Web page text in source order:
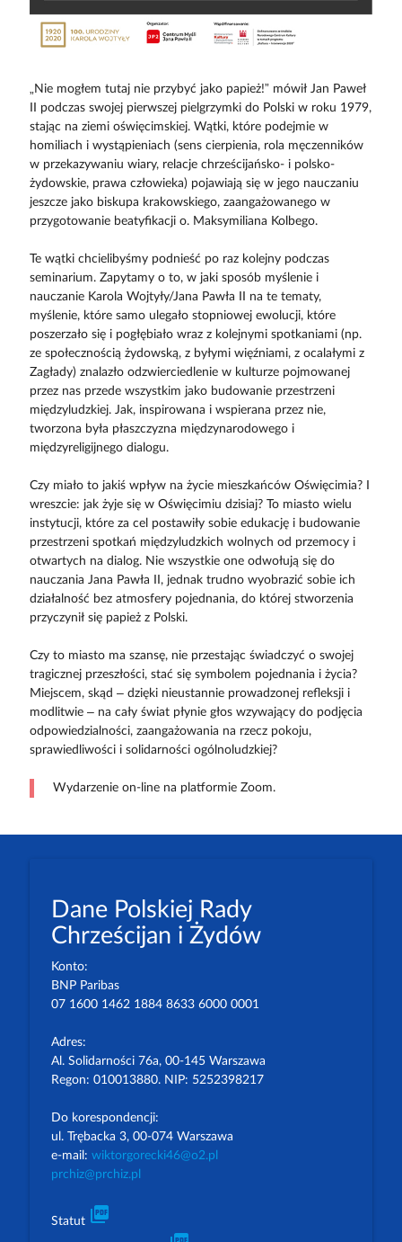
„Nie mogłem tutaj nie przybyć jako papież!” mówił Jan Paweł
II podczas swojej pierwszej pielgrzymki do Polski w roku 1979,
stając na ziemi oświęcimskiej. Wątki, które podejmie w
homiliach i wystąpieniach (sens cierpienia, rola męczenników
w przekazywaniu wiary, relacje chrześcijańsko- i polsko-
żydowskie, prawa człowieka) pojawiają się w jego nauczaniu
jeszcze jako biskupa krakowskiego, zaangażowanego w
przygotowanie beatyfikacji o. Maksymiliana Kolbego.
Te wątki chcielibyśmy podnieść po raz kolejny podczas
seminarium. Zapytamy o to, w jaki sposób myślenie i
nauczanie Karola Wojtyły/Jana Pawła II na te tematy,
myślenie, które samo ulegało stopniowej ewolucji, które
poszerzało się i pogłębiało wraz z kolejnymi spotkaniami (np.
ze społecznością żydowską, z byłymi więźniami, z ocalałymi z
Zagłady) znalazło odzwierciedlenie w kulturze pojmowanej
przez nas przede wszystkim jako budowanie przestrzeni
międzyludzkiej. Jak, inspirowana i wspierana przez nie,
tworzona była płaszczyzna międzynarodowego i
międzyreligijnego dialogu.
Czy miało to jakiś wpływ na życie mieszkańców Oświęcimia? I
wreszcie: jak żyje się w Oświęcimiu dzisiaj? To miasto wielu
instytucji, które za cel postawiły sobie edukację i budowanie
przestrzeni spotkań międzyludzkich wolnych od przemocy i
otwartych na dialog. Nie wszystkie one odwołują się do
nauczania Jana Pawła II, jednak trudno wyobrazić sobie ich
działalność bez atmosfery pojednania, do której stworzenia
przyczynił się papież z Polski.
Czy to miasto ma szansę, nie przestając świadczyć o swojej
tragicznej przeszłości, stać się symbolem pojednania i życia?
Miejscem, skąd – dzięki nieustannie prowadzonej refleksji i
modlitwie – na cały świat płynie głos wzywający do podjęcia
odpowiedzialności, zaangażowania na rzecz pokoju,
sprawiedliwości i solidarności ogólnoludzkiej?
Wydarzenie on-line na platformie Zoom.
Dane Polskiej Rady
Chrześcijan i Żydów
Konto:
BNP Paribas
07 1600 1462 1884 8633 6000 0001
Adres:
Al. Solidarności 76a, 00-145 Warszawa
Regon: 010013880. NIP: 5252398217
Do korespondencji:
ul. Trębacka 3, 00-074 Warszawa
e-mail: wiktorgorecki46@o2.pl
prchiz@prchiz.pl
Statut picture_as_pdf